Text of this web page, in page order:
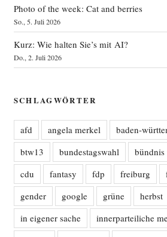
Photo of the week: Cat and berries
So., 5. Juli 2026
Kurz: Wie halten Sie’s mit AI?
Do., 2. Juli 2026
SCHLAGWÖRTER
afd angela merkel baden-
btw13
bundestagswahl
bündnis
cdu
fantasy fdp freiburg
gender
google grüne herbst
in eigener sache
innerparteiliche